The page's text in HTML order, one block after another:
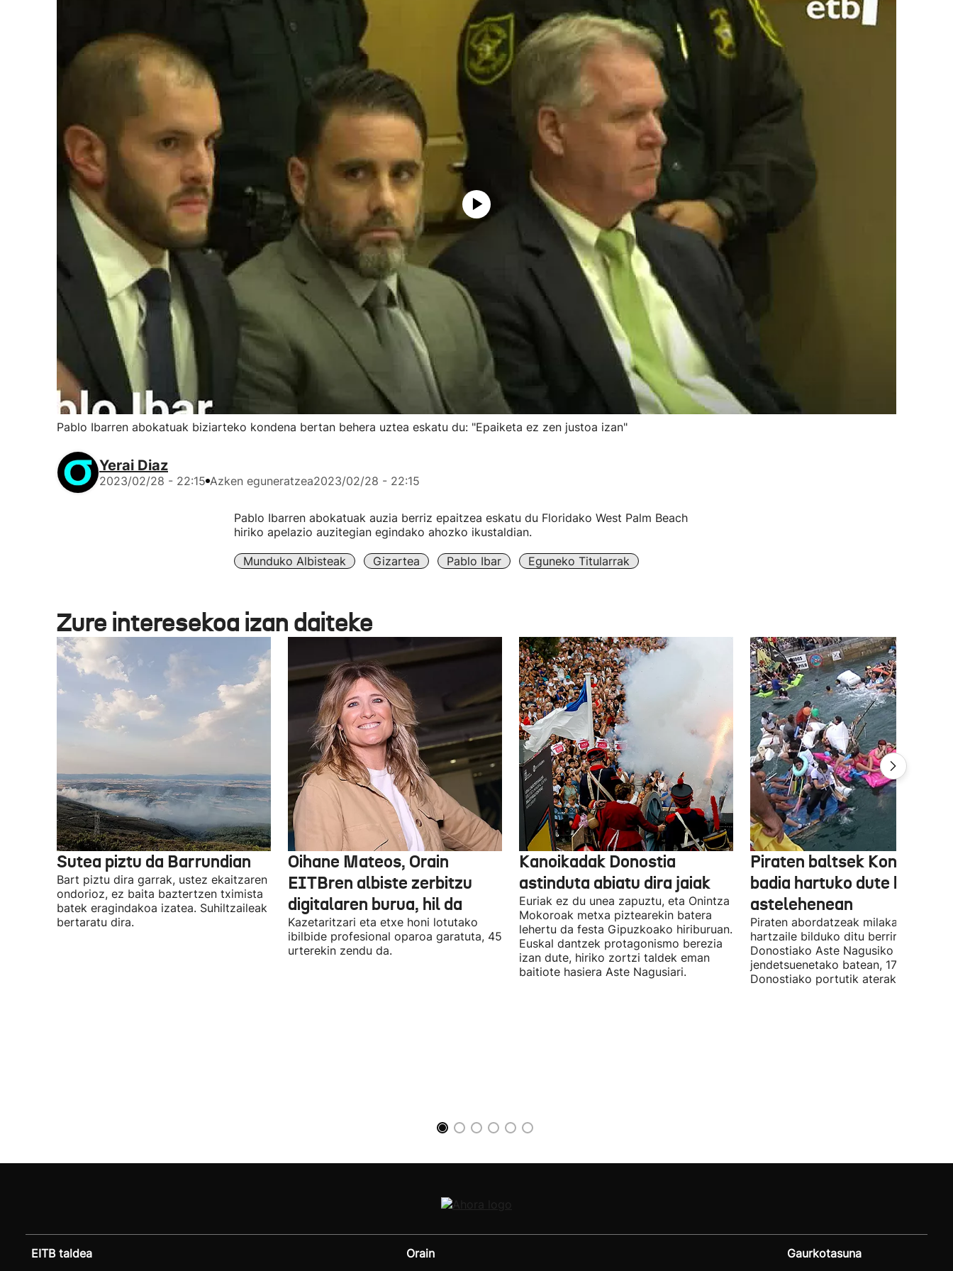
Pablo Ibarren abokatuak biziarteko kondena bertan behera uztea eskatu du: "Epaiketa ez zen justoa izan"
Yerai Diaz
2023/02/28 - 22:15 Azken eguneratzea2023/02/28 - 22:15
Pablo Ibarren abokatuak auzia berriz epaitzea eskatu du Floridako West Palm Beach
hiriko apelazio auzitegian egindako ahozko ikustaldian.
Munduko Albisteak Gizartea Pablo Ibar Eguneko Titularrak
Zure interesekoa izan daiteke
Sutea piztu da Barrundian
Bart piztu dira garrak, ustez ekaitzaren
ondorioz, ez baita baztertzen tximista
batek eragindakoa izatea. Suhiltzaileak
bertaratu dira.
Oihane Mateos, Orain
EITBren albiste zerbitzu
digitalaren burua, hil da
Kazetaritzari eta etxe honi lotutako
ibilbide profesional oparoa garatuta, 45
urterekin zendu da.
Kanoikadak Donostia
astinduta abiatu dira jaiak
Euriak ez du unea zapuztu, eta Onintza
Mokoroak metxa piztearekin batera
lehertu da festa Gipuzkoako hiriburuan.
Euskal dantzek protagonismo berezia
izan dute, hiriko zortzi taldek eman
baitiote hasiera Aste Nagusiari.
Piraten baltsek Kontxako
badia hartuko dute berriro
astelehenean
Piraten abordatzeak milaka parte-
hartzaile bilduko ditu berriro
Donostiako Aste Nagusiko hitzordu
jendetsuenetako batean, 17:00etan,
Donostiako portutik aterako baitira.
EITB taldea Orain Gaurkotasuna